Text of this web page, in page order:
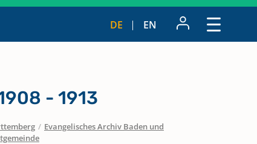
DE EN
- 1913
/ Evangelisches Archiv Baden und